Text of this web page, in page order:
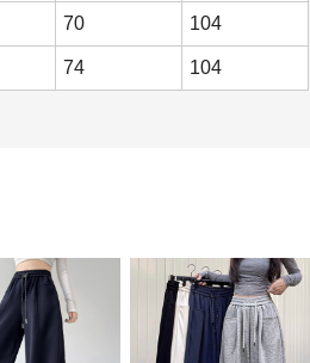
70 104
74 104